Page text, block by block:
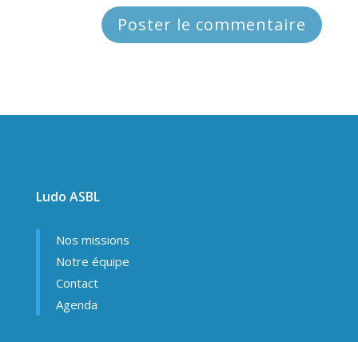
Ludo ASBL
Nos missions
Notre équipe
Contact
Agenda